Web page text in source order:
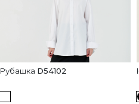
Рубашка D54102